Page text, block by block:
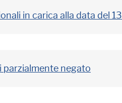
in carica alla data del
parzialmente negato